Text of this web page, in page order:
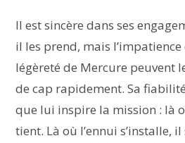
Il est sincère dans ses
il les prend, mais
légèreté de Mercure peuvent
de cap rapidement. Sa
que lui inspire la mission : là
tient. Là où l’ennui s’installe,